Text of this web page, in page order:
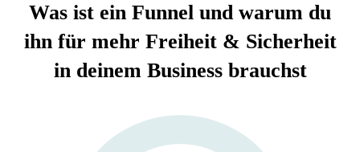
Was ist ein Funnel und warum du
ihn für mehr Freiheit & Sicherheit
in deinem Business brauchst